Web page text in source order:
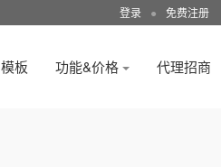
登录 ● 免费注册
模板 功能&价格 代理招商